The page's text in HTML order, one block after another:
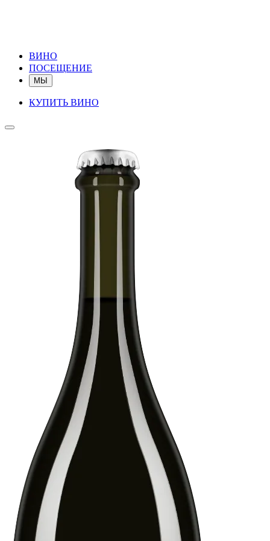
ВИНО
ПОСЕЩЕНИЕ
МЫ
КУПИТЬ ВИНО